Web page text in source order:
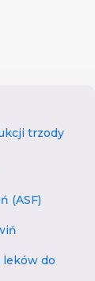
trzody
(ASF)
leków do